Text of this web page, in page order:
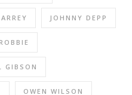
JOHNNY DEPP
GIBSON
OWEN WILSON